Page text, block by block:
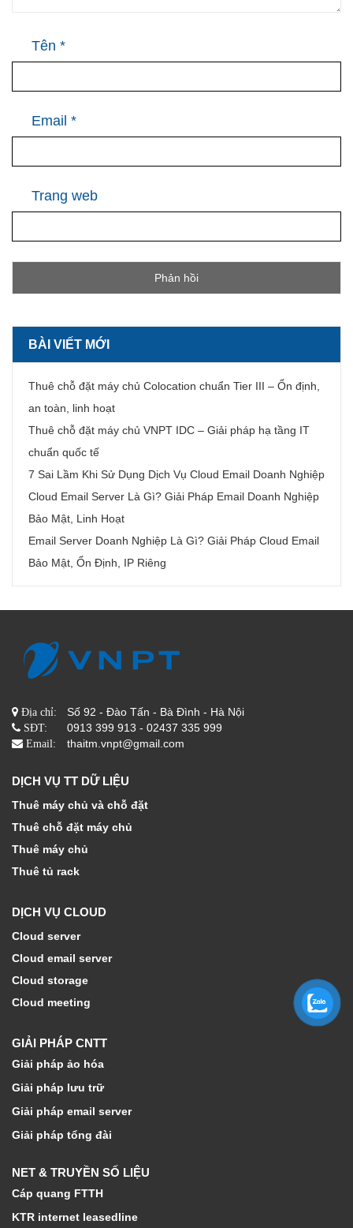
Tên *
Email *
Trang web
BÀI VIẾT MỚI
Thuê chỗ đặt máy chủ Colocation chuẩn Tier III – Ổn định,
an toàn, linh hoạt
Thuê chỗ đặt máy chủ VNPT IDC – Giải pháp hạ tầng IT
chuẩn quốc tế
7 Sai Lầm Khi Sử Dụng Dịch Vụ Cloud Email Doanh Nghiệp
Cloud Email Server Là Gì? Giải Pháp Email Doanh Nghiệp
Bảo Mật, Linh Hoạt
Email Server Doanh Nghiệp Là Gì? Giải Pháp Cloud Email
Bảo Mật, Ổn Định, IP Riêng
Địa chỉ: Số 92 - Đào Tấn - Bà Đình - Hà Nội
SĐT: 0913 399 913 - 02437 335 999
Email: thaitm.vnpt@gmail.com
DỊCH VỤ TT DỮ LIỆU
Thuê máy chủ và chỗ đặt
Thuê chỗ đặt máy chủ
Thuê máy chủ
Thuê tủ rack
DỊCH VỤ CLOUD
Cloud server
Cloud email server
Cloud storage
Cloud meeting
GIẢI PHÁP CNTT
Giải pháp ảo hóa
Giải pháp lưu trữ
Giải pháp email server
Giải pháp tổng đài
NET & TRUYỀN SỐ LIỆU
Cáp quang FTTH
KTR internet leasedline